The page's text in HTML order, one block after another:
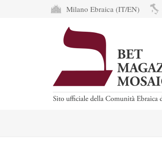
Milano Ebraica (IT/EN)